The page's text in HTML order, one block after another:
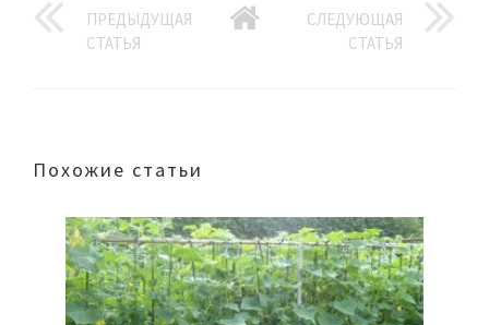
ПРЕДЫДУЩАЯ
СТАТЬЯ
СЛЕДУЮЩАЯ
СТАТЬЯ
Похожие статьи